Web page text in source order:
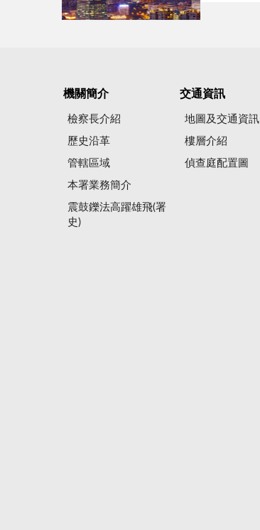
機關簡介
檢察長介紹
歷史沿革
管轄區域
本署業務簡介
震鼓鑠法高躍雄飛(署
史)
交通資訊
地圖及交通資訊
樓層介紹
偵查庭配置圖